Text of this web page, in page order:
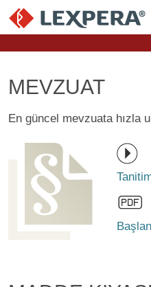
MEVZUAT
En güncel mevzuata hızla